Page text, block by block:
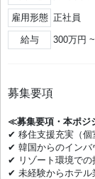
雇用形態 正社員
給与 300万円
募集要項
≪募集要項・本ポジ
✔ 移住支援充実（個
✔ 韓国からのインバ
✔ リゾート環境での
✔ 未経験からホテル